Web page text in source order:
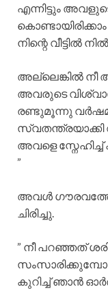
എന്നിട്ടും
നിന്റെ വീട്ടിൽ
അല്ലെങ്കിൽ നീ
അവരുടെ
രണ്ടുമൂന്നു
സ്വതന്ത്രയാക്കി
അവളെ
”
അവൾ
ചിരിച്ചു.
” നീ പറഞ്ഞത്
കുറിച്ച് ഞാൻ